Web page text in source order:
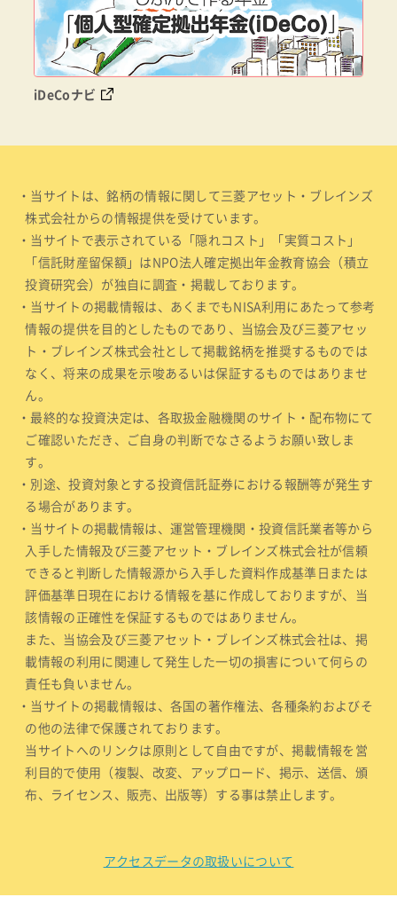
iDeCoナビ
・当サイトは、銘柄の情報に関して三菱アセット・ブレインズ
株式会社からの情報提供を受けています。
・当サイトで表示されている「隠れコスト」「実質コスト」
「信託財産留保額」はNPO法人確定拠出年金教育協会（積立
投資研究会）が独自に調査・掲載しております。
・当サイトの掲載情報は、あくまでもNISA利用にあたって参考
情報の提供を目的としたものであり、当協会及び三菱アセッ
ト・ブレインズ株式会社として掲載銘柄を推奨するものでは
なく、将来の成果を示唆あるいは保証するものではありませ
ん。
・最終的な投資決定は、各取扱金融機関のサイト・配布物にて
ご確認いただき、ご自身の判断でなさるようお願い致しま
す。
・別途、投資対象とする投資信託証券における報酬等が発生す
る場合があります。
・当サイトの掲載情報は、運営管理機関・投資信託業者等から
入手した情報及び三菱アセット・ブレインズ株式会社が信頼
できると判断した情報源から入手した資料作成基準日または
評価基準日現在における情報を基に作成しておりますが、当
該情報の正確性を保証するものではありません。
また、当協会及び三菱アセット・ブレインズ株式会社は、掲
載情報の利用に関連して発生した一切の損害について何らの
責任も負いません。
・当サイトの掲載情報は、各国の著作権法、各種条約およびそ
の他の法律で保護されております。
当サイトへのリンクは原則として自由ですが、掲載情報を営
利目的で使用（複製、改変、アップロード、掲示、送信、頒
布、ライセンス、販売、出版等）する事は禁止します。
アクセスデータの取扱いについて